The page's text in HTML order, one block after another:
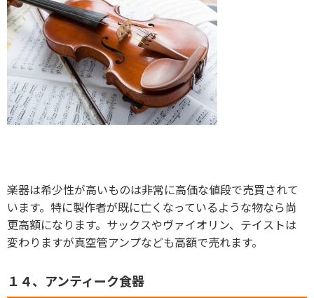
楽器は希少性が高いものは非常に高価な値段で売買されて
います。特に製作者が既に亡くなっているような物なら尚
更高額になります。サックスやヴァイオリン、テイストは
変わりますが真空管アンプなども高額で売れます。
１４、アンティーク食器